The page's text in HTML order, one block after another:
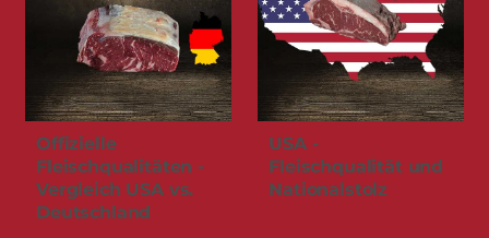
Offizielle
Fleischqualitäten -
Vergleich USA vs.
Deutschland
USA -
Fleischqualität und
Nationalstolz